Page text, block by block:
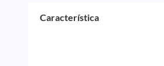
Característica